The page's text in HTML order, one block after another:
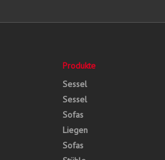
Produkte
Sessel
Sessel
Sofas
Liegen
Sofas